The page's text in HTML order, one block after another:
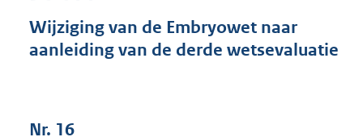
s
g
Wijziging van de Embryowet naar
aanleiding van de derde wetsevaluatie
Nr. 16